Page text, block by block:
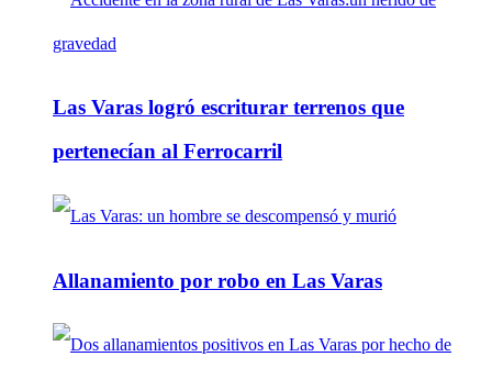
Las Varas logró escriturar terrenos que
pertenecían al Ferrocarril
Allanamiento por robo en Las Varas